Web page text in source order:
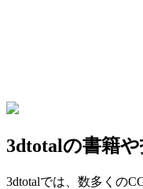
3dtotalの書籍
3dtotalでは、数多くの